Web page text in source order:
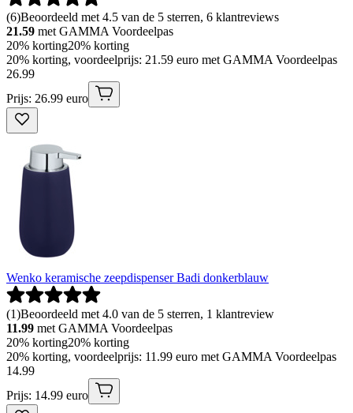
(6)Beoordeeld met 4.5 van de 5 sterren, 6 klantreviews
21.59 met GAMMA Voordeelpas
20% korting20% korting
20% korting, voordeelprijs: 21.59 euro met GAMMA Voordeelpas
26.99
Prijs: 26.99 euro
Wenko keramische zeepdispenser Badi donkerblauw
(1)Beoordeeld met 4.0 van de 5 sterren, 1 klantreview
11.99 met GAMMA Voordeelpas
20% korting20% korting
20% korting, voordeelprijs: 11.99 euro met GAMMA Voordeelpas
14.99
Prijs: 14.99 euro